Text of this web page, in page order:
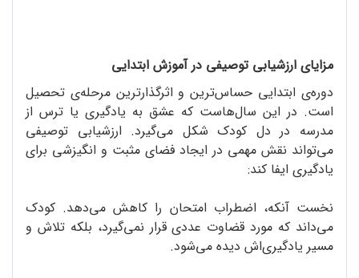
مزایای ارزشیابی توصیفی در آموزش ابتدایی
دوره‌ی ابتدایی حساس‌ترین و اثرگذارترین مرحله‌ی تحصیل
است. در این سال‌هاست که عشق به یادگیری یا ترس از
مدرسه در دل کودک شکل می‌گیرد. ارزشیابی توصیفی
می‌تواند نقش مهمی در ایجاد فضای مثبت و انگیزشی برای
یادگیری ایفا کند:
نخست آنکه، اضطراب امتحان را کاهش می‌دهد. کودک
می‌داند که مورد قضاوت عددی قرار نمی‌گیرد، بلکه تلاش و
مسیر یادگیری‌اش دیده می‌شود.